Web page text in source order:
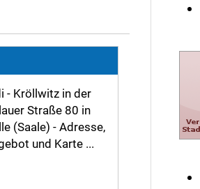
- Kröllwitz in der
Straße 80 in
(Saale) - Adresse,
und Karte ...